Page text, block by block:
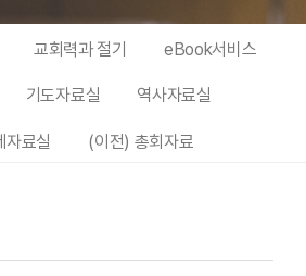
교회력과 절기 eBook서비스
기도자료실 역사자료실
자료실 (이전) 총회자료